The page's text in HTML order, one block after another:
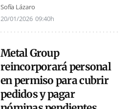
Sofía Lázaro
20/01/2026 09:40h
Metal Group
reincorporará personal
en permiso para cubrir
pedidos y pagar